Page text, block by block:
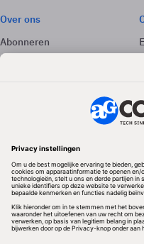
Over ons
Abonneren
Adverteren
Volg ons
Redactionele partner